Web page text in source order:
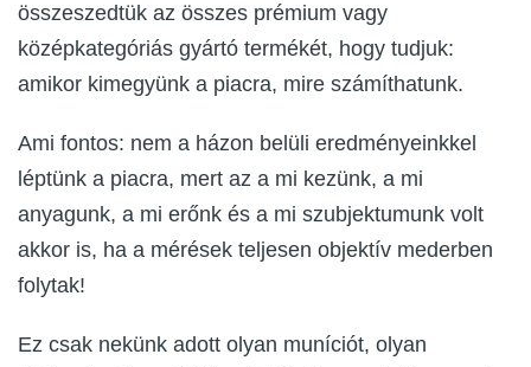
összeszedtük az összes prémium vagy
középkategóriás gyártó termékét, hogy tudjuk:
amikor kimegyünk a piacra, mire számíthatunk.
Ami fontos: nem a házon belüli eredményeinkkel
léptünk a piacra, mert az a mi kezünk, a mi
anyagunk, a mi erőnk és a mi szubjektumunk volt
akkor is, ha a mérések teljesen objektív mederben
folytak!
Ez csak nekünk adott olyan muníciót, olyan